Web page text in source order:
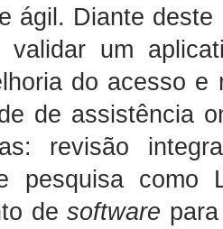
ágil. Diante
validar um
do acesso e
de assistência
revisão
pesquisa como
desoftware